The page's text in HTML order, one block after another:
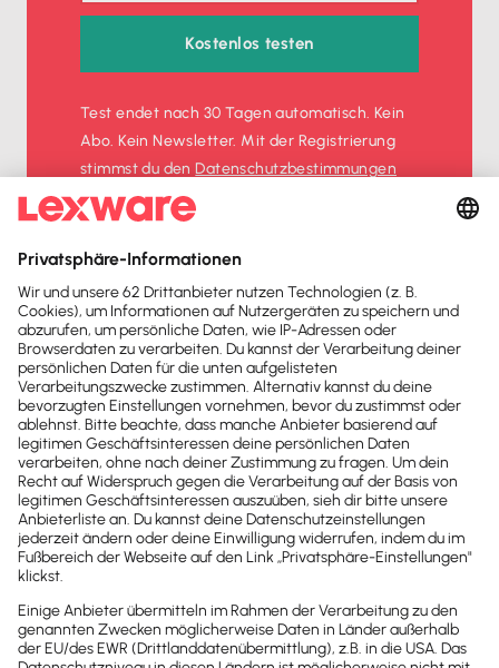
Kostenlos testen
Test endet nach 30 Tagen automatisch. Kein
Abo. Kein Newsletter. Mit der Registrierung
stimmst du denDatenschutz­bestimmungen
und denAGBzu.
Sofort50%
Newsletter
Brandheiße
News direkt in
dein Postfach
wichtige News zu
Gesetzesänderungen,